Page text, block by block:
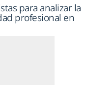
para analizar la
profesional en